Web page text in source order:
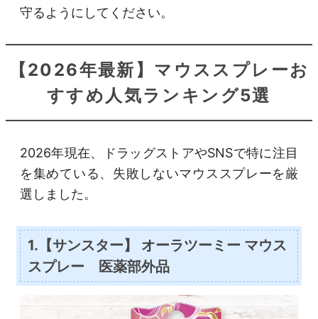
守るようにしてください。
【2026年最新】マウススプレーお
すすめ人気ランキング5選
2026年現在、ドラッグストアやSNSで特に注目
を集めている、失敗しないマウススプレーを厳
選しました。
1.【サンスター】 オーラツーミー マウス
スプレー 医薬部外品